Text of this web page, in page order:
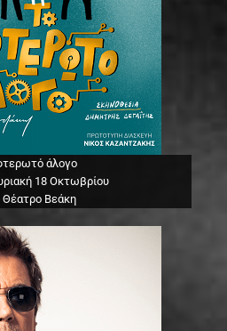
άλογο
18 Οκτωβρίου
Θέατρο Βεάκη